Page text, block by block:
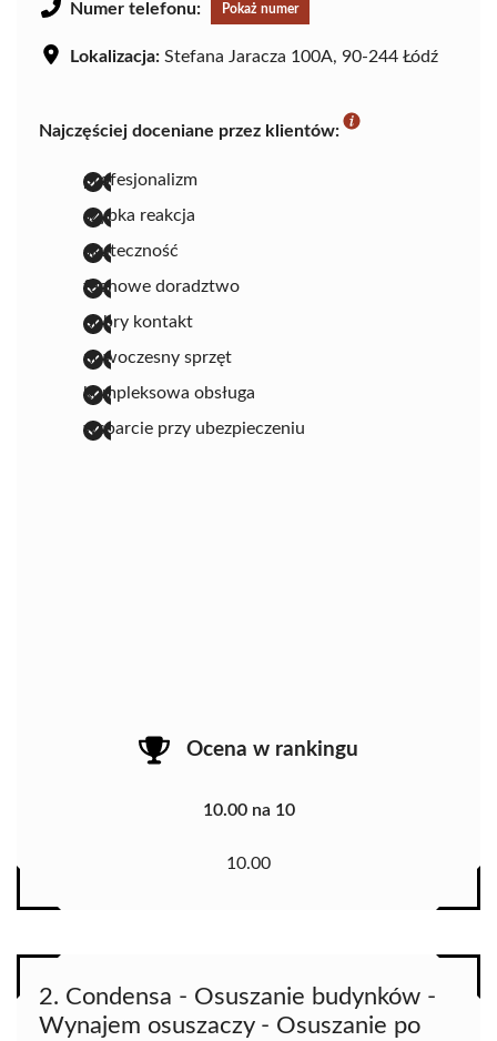
Numer telefonu: Pokaż numer
Lokalizacja: Stefana Jaracza 100A, 90-244 Łódź
Najczęściej doceniane przez klientów:
profesjonalizm
szybka reakcja
skuteczność
fachowe doradztwo
dobry kontakt
nowoczesny sprzęt
kompleksowa obsługa
wsparcie przy ubezpieczeniu
Ocena w rankingu
10.00 na 10
10.00
2. Condensa - Osuszanie budynków -
Wynajem osuszaczy - Osuszanie po